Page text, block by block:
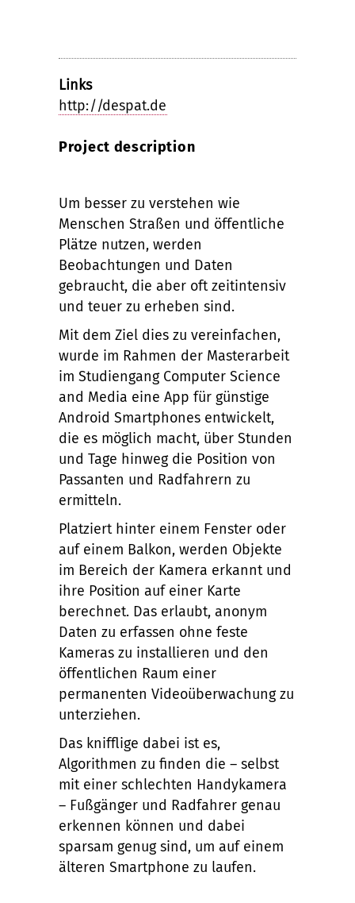
Links
http://despat.de
Project description
Um besser zu verstehen wie
Menschen Straßen und öffentliche
Plätze nutzen, werden
Beobachtungen und Daten
gebraucht, die aber oft zeitintensiv
und teuer zu erheben sind.
Mit dem Ziel dies zu vereinfachen,
wurde im Rahmen der Masterarbeit
im Studiengang Computer Science
and Media eine App für günstige
Android Smartphones entwickelt,
die es möglich macht, über Stunden
und Tage hinweg die Position von
Passanten und Radfahrern zu
ermitteln.
Platziert hinter einem Fenster oder
auf einem Balkon, werden Objekte
im Bereich der Kamera erkannt und
ihre Position auf einer Karte
berechnet. Das erlaubt, anonym
Daten zu erfassen ohne feste
Kameras zu installieren und den
öffentlichen Raum einer
permanenten Videoüberwachung zu
unterziehen.
Das knifflige dabei ist es,
Algorithmen zu finden die – selbst
mit einer schlechten Handykamera
– Fußgänger und Radfahrer genau
erkennen können und dabei
sparsam genug sind, um auf einem
älteren Smartphone zu laufen.